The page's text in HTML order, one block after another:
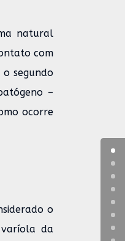
natural
com
segundo
–
ocorre
o
da